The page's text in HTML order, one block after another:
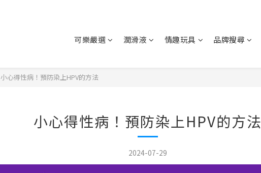
可樂嚴選 潤滑液 情趣玩具 品牌搜尋
小心得性病！預防染上HPV的方法
小心得性病！預防染上HPV的方法
2024-07-29